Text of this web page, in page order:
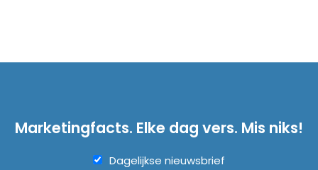
Marketingfacts. Elke dag vers. Mis niks!
Dagelijkse nieuwsbrief